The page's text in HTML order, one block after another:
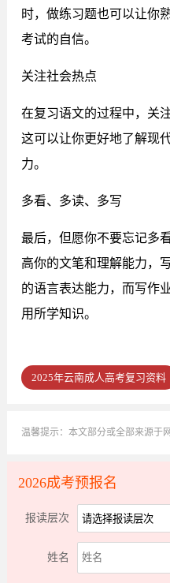
时，做练习题也可以让你
考试的自信。
关注社会热点
在复习语文的过程中，关
这可以让你更好地了解现
力。
多看、多读、多写
最后，但愿你不要忘记多
高你的文笔和理解能力，
的语言表达能力，而写作
用所学知识。
2025年云南成人高考复习资料
温馨提示：本文部分或全部来源于
2026成考预报名
报读层次
姓名